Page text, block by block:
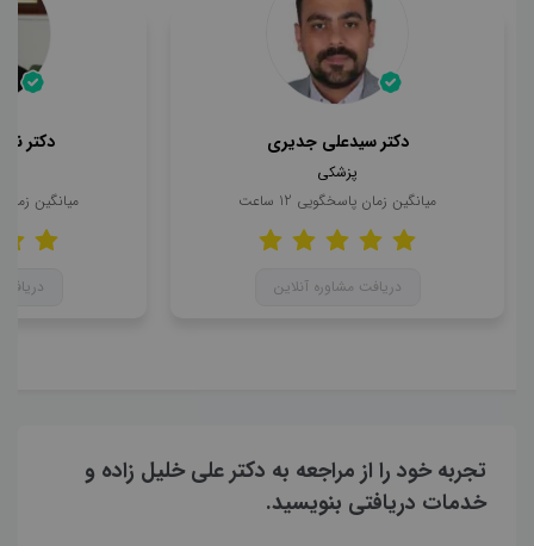
دکتر سیدعلی جدیری
پزشکی
میانگین زمان پاسخگویی 12 ساعت
دریافت مشاوره آنلاین
دکتر
میانگین
تجربه خود را از مراجعه به دکتر علی خلیل زاده و
خدمات دریافتی بنویسید.